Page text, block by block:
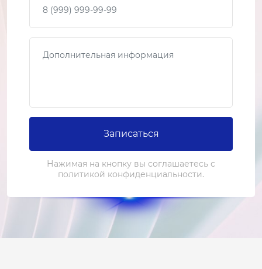
Сообщение
Записаться
Нажимая на кнопку вы соглашаетесь с
политикой конфиденциальности.